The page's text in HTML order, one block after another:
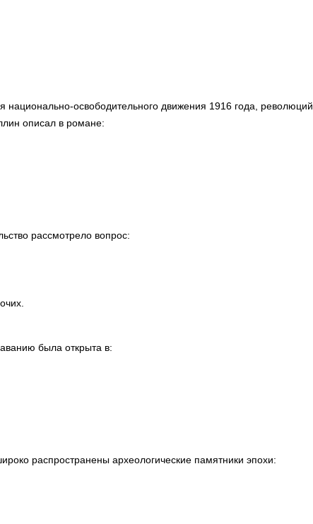
национально-освободительного движения 1916 года, революций
описал в романе:
рассмотрело вопрос:
была открыта в:
распространены археологические памятники эпохи: